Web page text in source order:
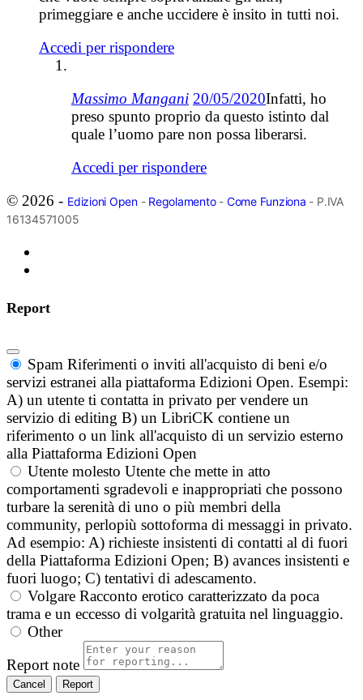
primeggiare e anche uccidere è insito in tutti noi.
Accedi per rispondere
Massimo Mangani 20/05/2020Infatti, ho
preso spunto proprio da questo istinto dal
quale l’uomo pare non possa liberarsi.
Accedi per rispondere
© 2026 - Edizioni Open- Regolamento- Come Funziona - P.IVA
16134571005
Report
Spam Riferimenti o inviti all'acquisto di beni e/o
servizi estranei alla piattaforma Edizioni Open. Esempi:
A) un utente ti contatta in privato per vendere un
servizio di editing B) un LibriCK contiene un
riferimento o un link all'acquisto di un servizio esterno
alla Piattaforma Edizioni Open
Utente molesto Utente che mette in atto
comportamenti sgradevoli e inappropriati che possono
turbare la serenità di uno o più membri della
community, perlopiù sottoforma di messaggi in privato.
Ad esempio: A) richieste insistenti di contatti al di fuori
della Piattaforma Edizioni Open; B) avances insistenti e
fuori luogo; C) tentativi di adescamento.
Volgare Racconto erotico caratterizzato da poca
trama e un eccesso di volgarità gratuita nel linguaggio.
Other
Report note
Report